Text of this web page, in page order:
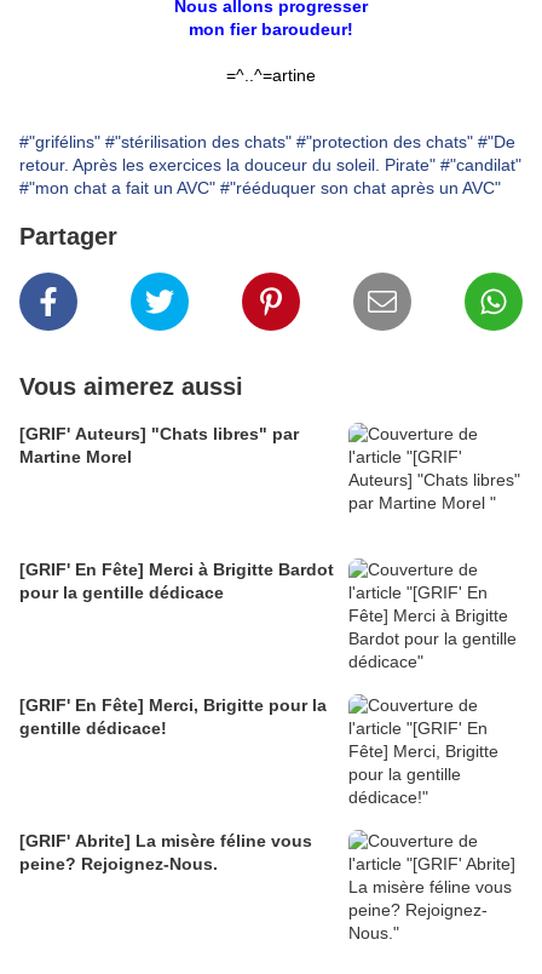
Nous allons progresser
mon fier baroudeur!
=^..^=artine
#"grifélins" #"stérilisation des chats" #"protection des chats" #"De
retour. Après les exercices la douceur du soleil. Pirate" #"candilat"
#"mon chat a fait un AVC" #"rééduquer son chat après un AVC"
Partager
Vous aimerez aussi
[GRIF' Auteurs] "Chats libres" par
Martine Morel
[GRIF' En Fête] Merci à Brigitte Bardot
pour la gentille dédicace
[GRIF' En Fête] Merci, Brigitte pour la
gentille dédicace!
[GRIF' Abrite] La misère féline vous
peine? Rejoignez-Nous.